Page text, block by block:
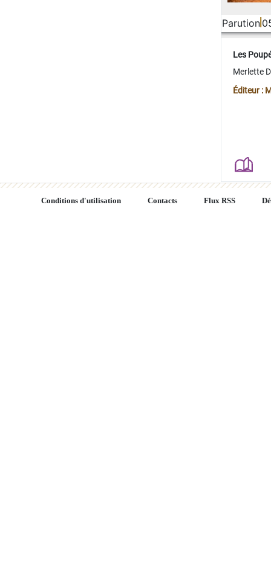
Parution
Les
Merlette
Éditeur :
Conditions d'utilisation Contacts Flux RSS